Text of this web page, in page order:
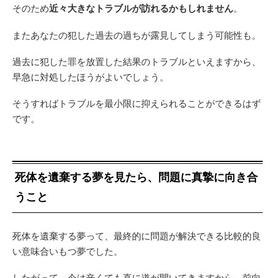
そのため近々大きなトラブルが訪れるかもしれません。
またあなたの犯した過去の過ちが露見してしまう可能性も。
過去に犯した罪を放置した結果のトラブルといえますから、
早急に対処したほうがよいでしょう。
そうすればトラブルを最小限に抑えられることができるはず
です。
死体を遺棄する夢を見たら、問題に真摯に向き合
うこと
死体を遺棄する夢って、最終的に問題が解決できる比較的良
い意味合いもつ夢でした。